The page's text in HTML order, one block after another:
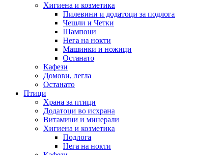
Хигиена и козметика
Пилевини и додатоци за подлога
Чешли и Четки
Шампони
Нега на нокти
Машинки и ножици
Останато
Кафези
Домови, легла
Останато
Птици
Храна за птици
Додатоци во исхрана
Витамини и минерали
Хигиена и козметика
Подлога
Нега на нокти